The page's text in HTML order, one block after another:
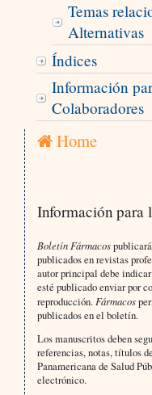
Temas
Alternativas
Índices
Información
Colaboradores
Home
Información para
Boletín Fármacos
publicados en revistas
autor principal debe
esté publicado enviar por
reproducción. Fármacos
publicados en el boletín.
Los manuscritos deben
referencias, notas, títulos
Panamericana de Salud
electrónico.